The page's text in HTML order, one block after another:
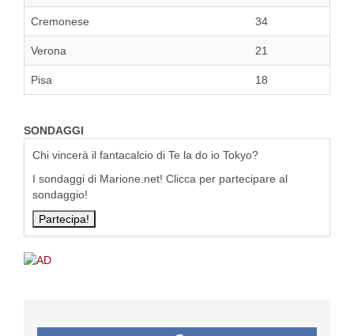
Cremonese 34
Verona 21
Pisa 18
SONDAGGI
Chi vincerà il fantacalcio di Te la do io Tokyo?
I sondaggi di Marione.net! Clicca per partecipare al
sondaggio!